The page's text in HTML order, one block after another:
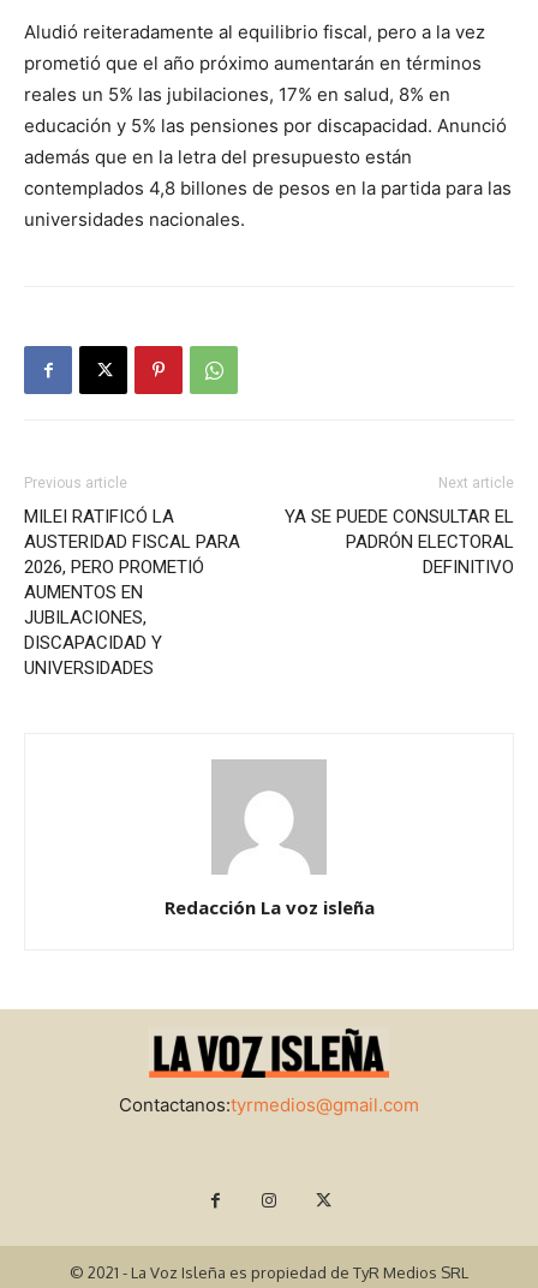
Aludió reiteradamente al equilibrio fiscal, pero a la vez
prometió que el año próximo aumentarán en términos
reales un 5% las jubilaciones, 17% en salud, 8% en
educación y 5% las pensiones por discapacidad. Anunció
además que en la letra del presupuesto están
contemplados 4,8 billones de pesos en la partida para las
universidades nacionales.
Previous article
MILEI RATIFICÓ LA
AUSTERIDAD FISCAL PARA
2026, PERO PROMETIÓ
AUMENTOS EN
JUBILACIONES,
DISCAPACIDAD Y
UNIVERSIDADES
Next article
YA SE PUEDE CONSULTAR EL
PADRÓN ELECTORAL
DEFINITIVO
Redacción La voz isleña
Contactanos:tyrmedios@gmail.com
© 2021 - La Voz Isleña es propiedad de TyR Medios SRL